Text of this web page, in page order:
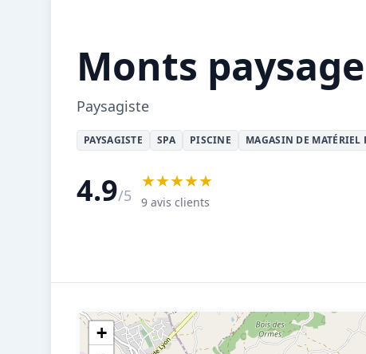
Monts
Paysagiste
PAYSAGISTE SPA PISCINE MAGASIN DE MATÉRIEL
4.9/5
★★★★★
9 avis clients
+